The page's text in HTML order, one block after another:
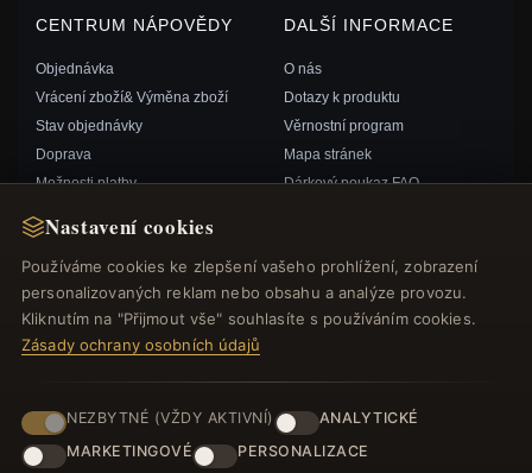
Nastavení cookies
Používáme cookies ke zlepšení vašeho prohlížení, zobrazení
personalizovaných reklam nebo obsahu a analýze provozu.
Kliknutím na "Přijmout vše" souhlasíte s používáním cookies.
Zásady ochrany osobních údajů
NEZBYTNÉ (VŽDY AKTIVNÍ)
ANALYTICKÉ
MARKETINGOVÉ
PERSONALIZACE
CENTRUM NÁPOVĚDY
Objednávka
Vrácení zboží& Výměna zboží
Stav objednávky
Doprava
Možnosti platby
Kontaktujte nás
DALŠÍ INFORMACE
O nás
Dotazy k produktu
Věrnostní program
Mapa stránek
Dárkový poukaz FAQ
RYCHLÉ ODKAZY
Nové produkty
Speciální nabídky
Blog
Recenze
Přihlásit se
SLEDUJTE NÁS